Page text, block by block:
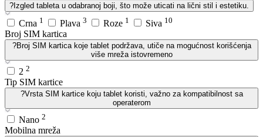
? Izgled tableta u odabranoj boji, što može uticati na lični stil i estetiku.
Crna 1 Plava 3 Roze 1 Siva 10
Broj SIM kartica
?Broj SIM kartica koje tablet podržava, utiče na mogućnost korišćenja
više mreža istovremeno
2 2
Tip SIM kartice
?Vrsta SIM kartice koju tablet koristi, važno za kompatibilnost sa
operaterom
Nano 2
Mobilna mreža